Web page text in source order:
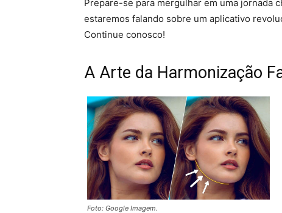
Prepare-se para mergulhar em uma jornada
estaremos falando sobre um aplicativo
Continue conosco!
A Arte da Harmonização
Foto: Google Imagem.